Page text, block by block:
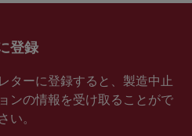
登録
ターに登録すると、製造中止
ンの情報を受け取ることがで
い。